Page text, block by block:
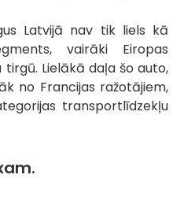
Latvijā nav tik liels kā
vairāki Eiropas
Lielākā daļa šo auto,
no Francijas ražotājiem,
transportlīdzekļu